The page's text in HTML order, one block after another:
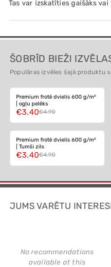
Tas var izskatīties gaišāks vai
ŠOBRĪD BIEŽI
Populāras izvēles šajā produktu
-30%
Premium frotē dvielis 600 g/m²
| ogļu pelēks
€3.40€4.90
-30%
Premium frotē dvielis 600 g/m²
| Tumši zils
€3.40€4.90
JUMS VARĒTU
No recommendations
available at this